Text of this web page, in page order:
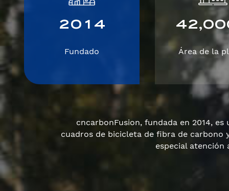
20 1 4
Fundado
42,00
Área de la
cncarbonFusion, fundada en 2014,
cuadros de bicicleta de fibra de carbono
especial atención